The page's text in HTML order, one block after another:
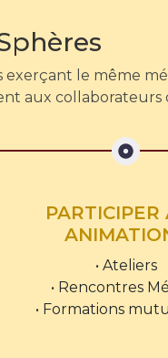
le même
aux collaborateurs
PARTICIPER
• Ateliers
• Rencontres
• Formations